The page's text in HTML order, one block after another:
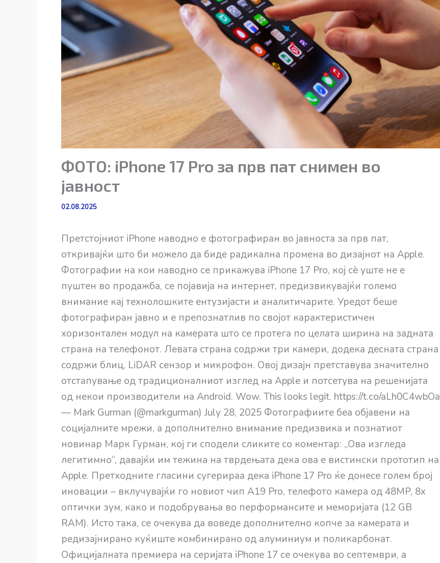
ФОТО: iPhone 17 Pro за прв пат снимен во
јавност
02.08.2025
Претстојниот iPhone наводно е фотографиран во јавноста за прв пат,
откривајќи што би можело да биде радикална промена во дизајнот на Apple.
Фотографии на кои наводно се прикажува iPhone 17 Pro, кој сè уште не е
пуштен во продажба, се појавија на интернет, предизвикувајќи големо
внимание кај технолошките ентузијасти и аналитичарите. Уредот беше
фотографиран јавно и е препознатлив по својот карактеристичен
хоризонтален модул на камерата што се протега по целата ширина на задната
страна на телефонот. Левата страна содржи три камери, додека десната страна
содржи блиц, LiDAR сензор и микрофон. Овој дизајн претставува значително
отстапување од традиционалниот изглед на Apple и потсетува на решенијата
од некои производители на Android. Wow. This looks legit. https://t.co/aLh0C4wbOa
— Mark Gurman (@markgurman) July 28, 2025 Фотографиите беа објавени на
социјалните мрежи, а дополнително внимание предизвика и познатиот
новинар Марк Гурман, кој ги сподели сликите со коментар: „Ова изгледа
легитимно“, давајќи им тежина на тврдењата дека ова е вистински прототип на
Apple. Претходните гласини сугерираа дека iPhone 17 Pro ќе донесе голем број
иновации – вклучувајќи го новиот чип A19 Pro, телефото камера од 48MP, 8x
оптички зум, како и подобрувања во перформансите и меморијата (12 GB
RAM). Исто така, се очекува да воведе дополнително копче за камерата и
редизајнирано куќиште комбинирано од алуминиум и поликарбонат.
Официјалната премиера на серијата iPhone 17 се очекува во септември, а